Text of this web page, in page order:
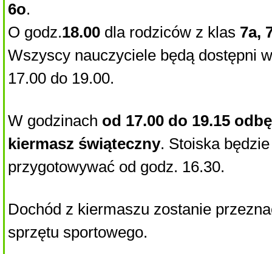
6o.
O godz.18.00 dla rodziców z klas 7a,
Wszyscy nauczyciele będą dostępni
17.00 do 19.00.
W godzinach od 17.00 do 19.15
kiermasz świąteczny. Stoiska
przygotowywać od godz. 16.30.
Dochód z kiermaszu zostanie
sprzętu sportowego.